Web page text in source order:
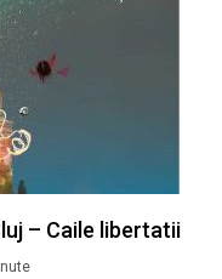
– Caile libertatii